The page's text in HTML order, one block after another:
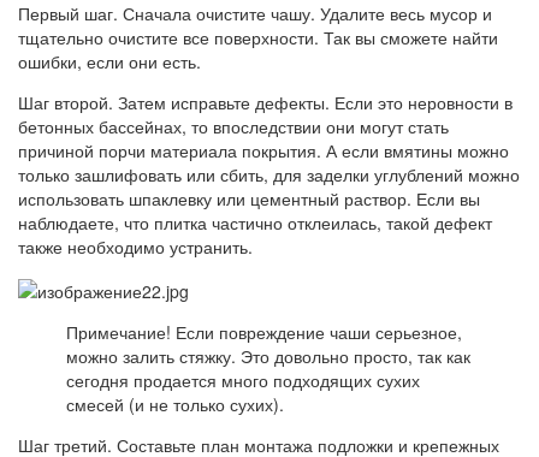
Первый шаг. Сначала очистите чашу. Удалите весь мусор и
тщательно очистите все поверхности. Так вы сможете найти
ошибки, если они есть.
Шаг второй. Затем исправьте дефекты. Если это неровности в
бетонных бассейнах, то впоследствии они могут стать
причиной порчи материала покрытия. А если вмятины можно
только зашлифовать или сбить, для заделки углублений можно
использовать шпаклевку или цементный раствор. Если вы
наблюдаете, что плитка частично отклеилась, такой дефект
также необходимо устранить.
Примечание! Если повреждение чаши серьезное,
можно залить стяжку. Это довольно просто, так как
сегодня продается много подходящих сухих
смесей (и не только сухих).
Шаг третий. Составьте план монтажа подложки и крепежных